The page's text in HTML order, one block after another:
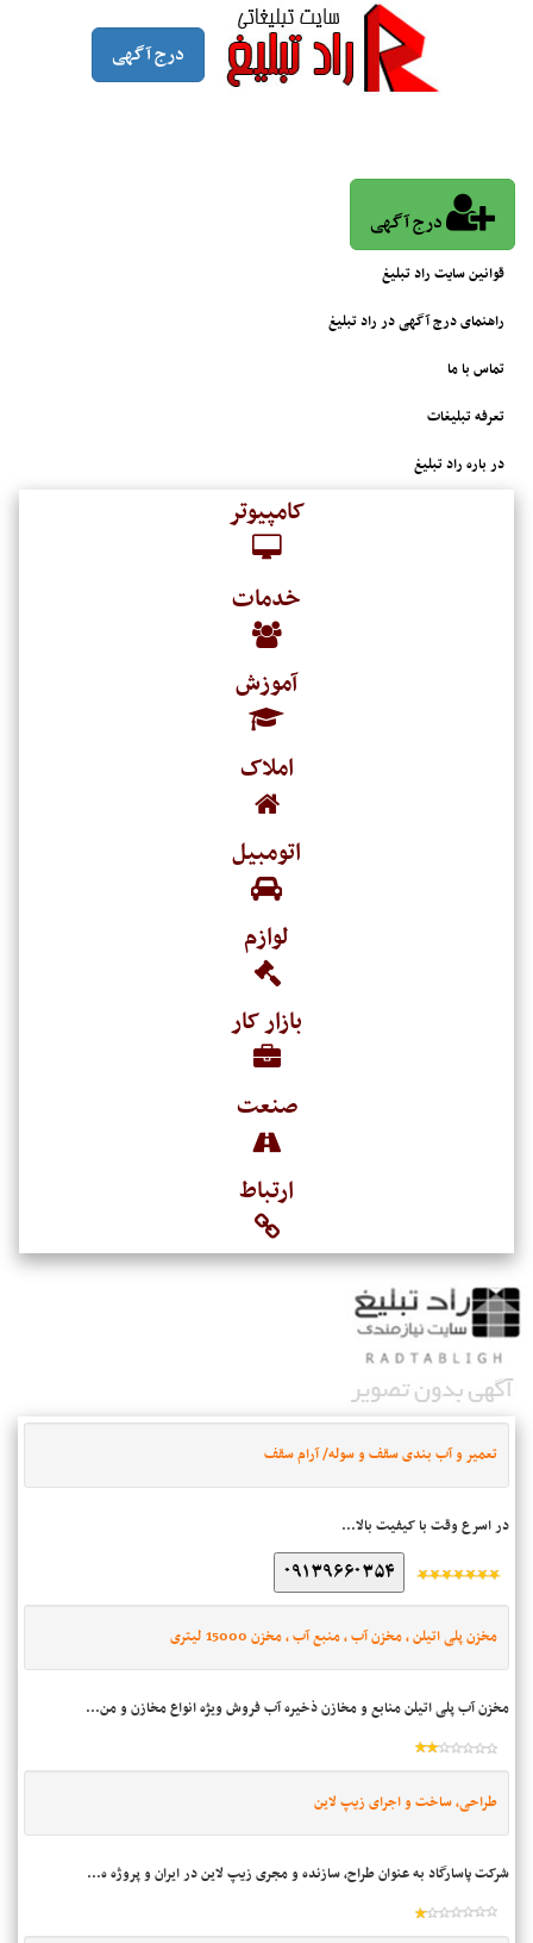
درج آگهی
درج آگهی
قوانین سایت راد تبلیغ
راهنمای درج آگهی در راد تبلیغ
تماس با ما
تعرفه تبلیغات
در باره راد تبلیغ
کامپیوتر
خدمات
آموزش
املاک
اتومبیل
لوازم
بازار کار
صنعت
ارتباط
تعمیر و آب بندی سقف و سوله/ آرام سقف
در اسرع وقت با کیفیت بالا...
۰۹۱۳۹۶۶۰۳۵۴
مخزن پلی اتیلن ، مخزن آب ، منبع آب ، مخزن 15000 لیتری
مخزن آب پلی اتیلن منابع و مخازن ذخیره آب فروش ویژه انواع مخازن و من...
طراحی، ساخت و اجرای زیپ لاین
شرکت پاسارگاد به عنوان طراح، سازنده و مجری زیپ لاین در ایران و پروژه ه...